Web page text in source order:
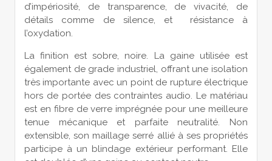
d’impériosité, de transparence, de vivacité, de
détails comme de silence, et résistance à
l’oxydation.
La finition est sobre, noire. La gaine utilisée est
également de grade industriel, offrant une isolation
très importante avec un point de rupture électrique
hors de portée des contraintes audio. Le matériau
est en fibre de verre imprégnée pour une meilleure
tenue mécanique et parfaite neutralité. Non
extensible, son maillage serré allié à ses propriétés
participe à un blindage extérieur performant. Elle